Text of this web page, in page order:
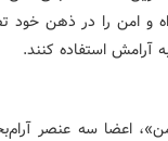
و امن را در ذهن خود
آرامش استفاده کنند.
اعضا سه عنصر